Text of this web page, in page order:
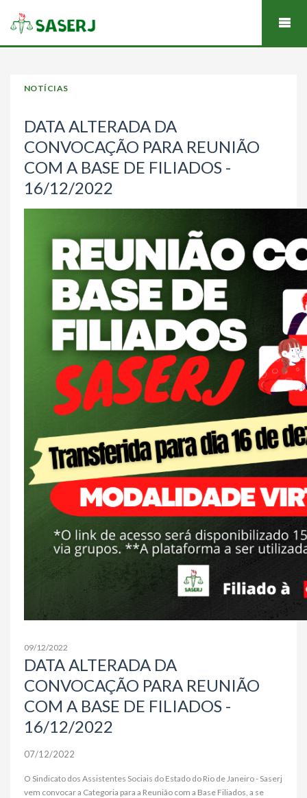
NOTÍCIAS
DATA ALTERADA DA
CONVOCAÇÃO PARA REUNIÃO
COM A BASE DE FILIADOS -
16/12/2022
09/12/2022
DATA ALTERADA DA
CONVOCAÇÃO PARA REUNIÃO
COM A BASE DE FILIADOS -
16/12/2022
07/12/2022
O Sindicato dos Assistentes Sociais do Estado do Rio de Janeiro - Saserj
vem convocar a Categoria para a Reunião com a Base Filiados, a se